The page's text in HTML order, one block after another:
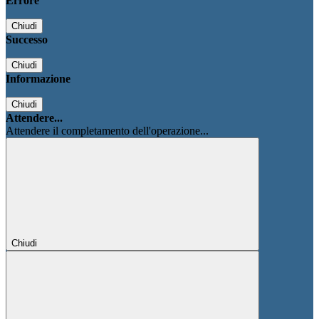
Chiudi
Successo
Chiudi
Informazione
Chiudi
Attendere...
Attendere il completamento dell'operazione...
Chiudi